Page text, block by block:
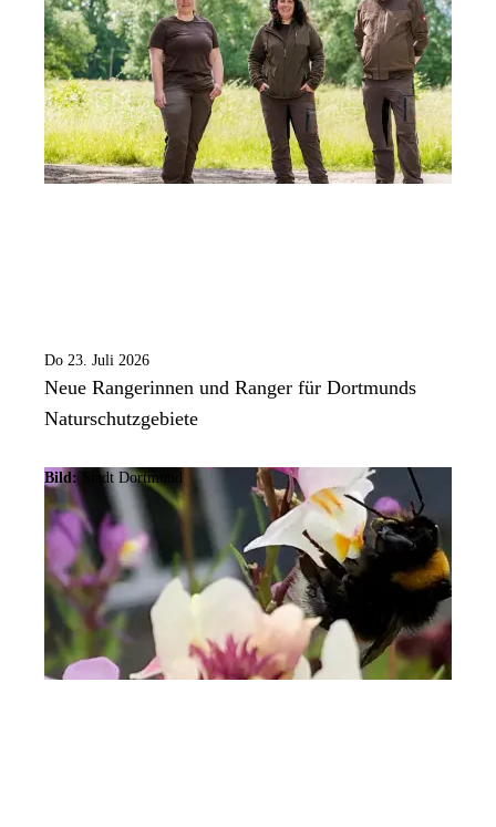
Do 23. Juli 2026
Neue Rangerinnen und Ranger für Dortmunds
Naturschutzgebiete
Bild: Stadt Dortmund